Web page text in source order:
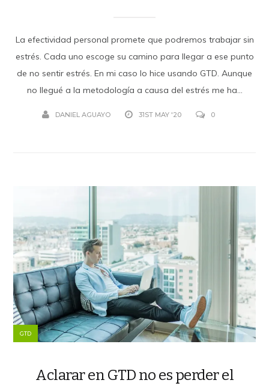
La efectividad personal promete que podremos trabajar sin
estrés. Cada uno escoge su camino para llegar a ese punto
de no sentir estrés. En mi caso lo hice usando GTD. Aunque
no llegué a la metodología a causa del estrés me ha...
DANIEL AGUAYO 31ST MAY '20 0
GTD
Aclarar en GTD no es perder el